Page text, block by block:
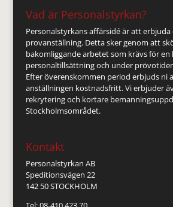
Vad är Personalstyrkan?
Personalstyrkans affärsidé är att
provanställning. Detta sker genom att
bakomliggande arbetet som krävs för en
personaltillsättning och under
Efter överenskommen period erbjuds ni
anställningen kostnadsfritt. Vi erbjuder
rekrytering och kortare
Stockholmsområdet.
Kontakt
Personalstyrkan AB
Speditionsvägen 22
142 50 STOCKHOLM